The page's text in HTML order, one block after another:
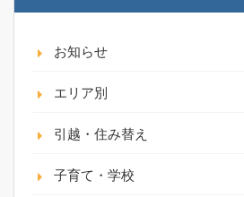
お知らせ
エリア別
引越・住み替え
子育て・学校